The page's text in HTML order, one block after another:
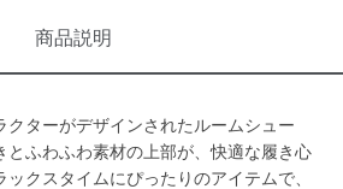
商品説明
クターがデザインされたルームシュー
とふわふわ素材の上部が、快適な履き心
クスタイムにぴったりのアイテムで、